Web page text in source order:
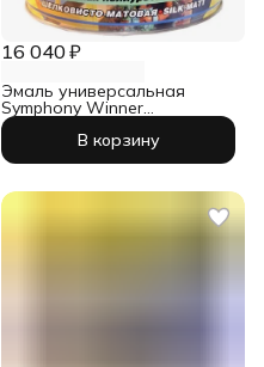
16 040 ₽
Эмаль универсальная
Symphony Winner
шелковисто-матовый база
В корзину